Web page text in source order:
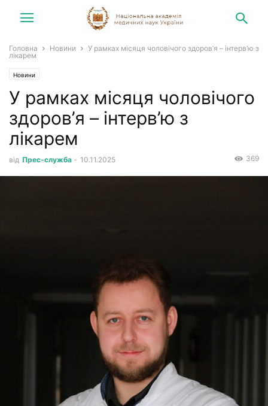
Головна Новини
У рамках місяця чоловічого здоров’я – інтерв’ю з
лікарем
Новини
У рамках місяця чоловічого
здоров’я – інтерв’ю з
лікарем
від Прес-служба - 10.11.2025 369